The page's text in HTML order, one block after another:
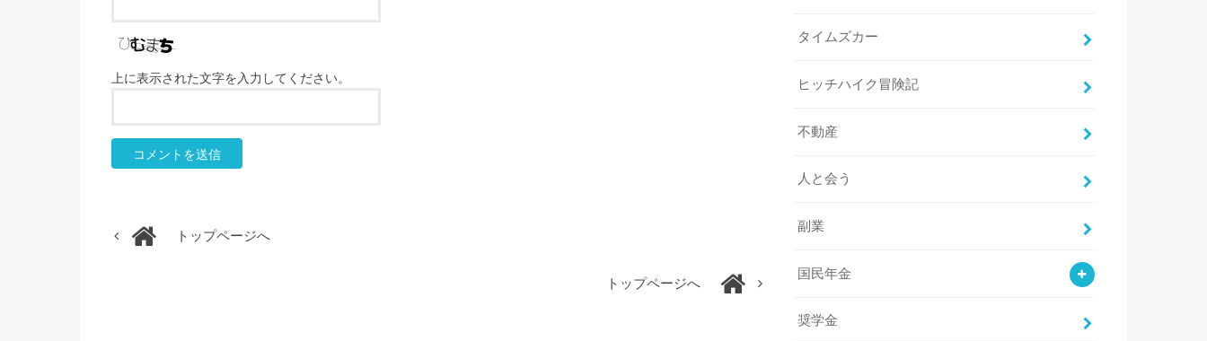
上に表示された文字を入力してください。
トップページへ
トップページへ
タイムズカー
ヒッチハイク冒険記
不動産
人と会う
副業
国民年金
奨学金